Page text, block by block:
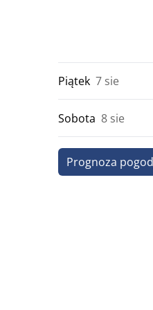
Piątek 7 sie
Sobota 8 sie
Prognoza